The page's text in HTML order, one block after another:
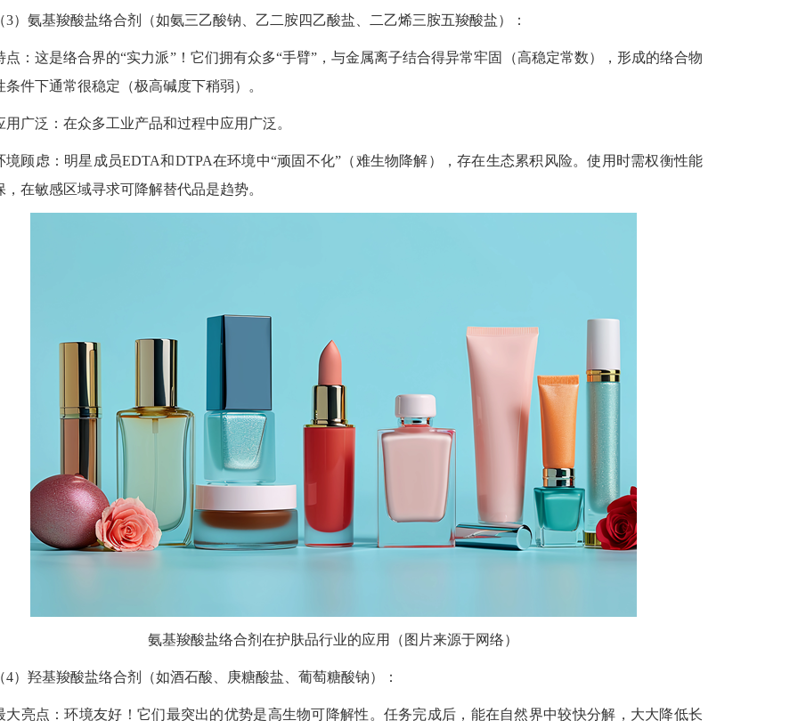
3）氨基羧酸盐络合剂（如氨三乙酸钠、乙二胺四乙酸盐、二乙烯三胺五羧酸盐）：
点：这是络合界的“实力派”！它们拥有众多“手臂”，与金属离子结合得异常牢固（高稳定常数），形成的络合物
条件下通常很稳定（极高碱度下稍弱）。
用广泛：在众多工业产品和过程中应用广泛。
境顾虑：明星成员EDTA和DTPA在环境中“顽固不化” （难生物降解），存在生态累积风险。使用时需权衡性能
，在敏感区域寻求可降解替代品是趋势。
氨基羧酸盐络合剂在护肤品行业的应用（图片来源于网络）
4）羟基羧酸盐络合剂（如酒石酸、庚糖酸盐、葡萄糖酸钠）：
大亮点：环境友好！它们最突出的优势是高生物可降解性。任务完成后，能在自然界中较快分解，大大降低长